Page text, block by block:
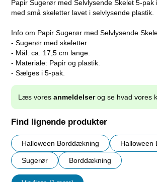
Papir Sugerør med Selvlysende Skelet 5-
med små skeletter lavet i selvlysende plastik.
Info om Papir Sugerør med Selvlysende
- Sugerør med skeletter.
- Mål: ca. 17,5 cm lange.
- Materiale: Papir og plastik.
- Sælges i 5-pak.
Læs vores anmeldelserog se hvad
Find lignende produkter
Halloween Borddækning Halloween
Sugerør Borddækning